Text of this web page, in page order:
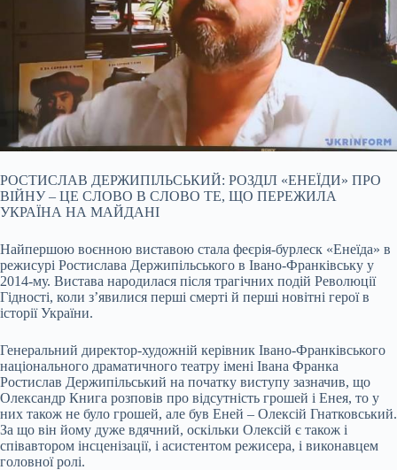
РОСТИСЛАВ ДЕРЖИПІЛЬСЬКИЙ: РОЗДІЛ «ЕНЕЇДИ» ПРО
ВІЙНУ – ЦЕ СЛОВО В СЛОВО ТЕ, ЩО ПЕРЕЖИЛА
УКРАЇНА НА МАЙДАНІ
Найпершою воєнною виставою стала феєрія-бурлеск «Енеїда» в
режисурі Ростислава Держипільського в Івано-Франківську у
2014-му. Вистава народилася після трагічних подій Революції
Гідності, коли з’явилися перші смерті й перші новітні герої в
історії України.
Генеральний директор-художній керівник Івано-Франківського
національного драматичного театру імені Івана Франка
Ростислав Держипільський на початку виступу зазначив, що
Олександр Книга розповів про відсутність грошей і Енея, то у
них також не було грошей, але був Еней – Олексій Гнатковський.
За що він йому дуже вдячний, оскільки Олексій є також і
співавтором інсценізації, і асистентом режисера, і виконавцем
головної ролі.